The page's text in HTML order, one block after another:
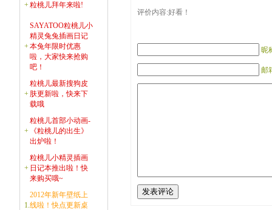
+粒桃儿拜年来啦!
+
SAYATOO粒桃儿小
精灵兔兔插画日记
本兔年限时优惠
啦，大家快来抢购
吧！
+
粒桃儿最新搜狗皮
肤更新啦，快来下
载哦
+
粒桃儿首部小动画-
《粒桃儿的出生》
出炉啦！
+
粒桃儿小精灵插画
日记本推出啦！快
来购买哦~
1.
2012年新年壁纸上
线啦！快点更新桌
评价内容:好看！
昵
邮